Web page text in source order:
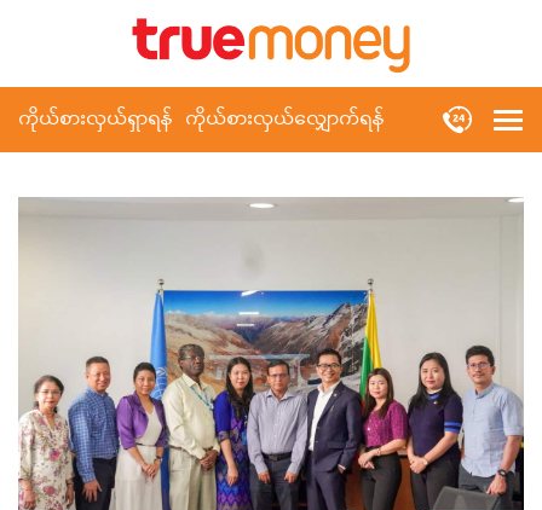
ကိုယ်စားလှယ်ရှာရန် ကိုယ်စားလှယ်လျှောက်ရန်